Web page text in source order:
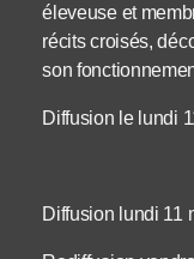
éleveuse et
récits croisés,
son
Diffusion le lundi
Diffusion lundi 11